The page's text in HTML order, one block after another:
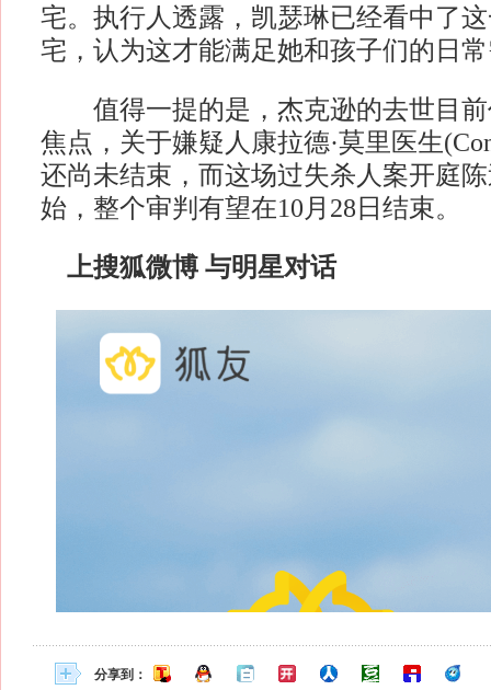
宅。执行人透露，凯瑟琳已经看中了
宅，认为这才能满足她和孩子们的日
值得一提的是，杰克逊的去世目前
焦点，关于嫌疑人康拉德·莫里医生
还尚未结束，而这场过失杀人案开庭
始，整个审判有望在10月28日结束。
上搜狐微博 与明星对话
分享到：